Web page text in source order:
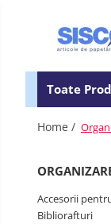
Toate
Accesorii pentru
Agrafe si clipsuri
Benzi adezive si
Buzunare, folii
Capsatoare si
Toate
Home /
Accesorii
Bibliorafturi